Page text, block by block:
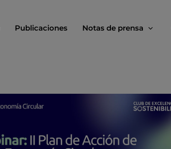
Publicaciones Notas de prensa